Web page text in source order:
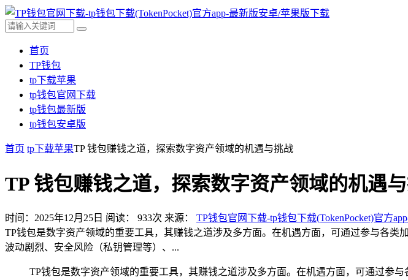
首页
TP钱包
tp下载苹果
tp钱包官网下载
tp钱包最新版
tp钱包安卓版
首页 tp下载苹果TP 钱包赚钱之道，探索数字资产领域的机遇与挑战
TP 钱包赚钱之道，探索数字资产领域的机遇
时间：2025年12月25日 阅读： 933次 来源： TP钱包官网下载-tp钱包下载(TokenPocket)官方
TP钱包是数字资产领域的重要工具，其赚钱之道涉及多方面。在机遇方面，可通过参与各
波动剧烈、安全风险（私钥管理等）、...
TP钱包是数字资产领域的重要工具，其赚钱之道涉及多方面。在机遇方面，可通过参